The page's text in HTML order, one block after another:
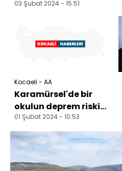
belediye başkan
03 Şubat 2024 - 15:51
Kocaeli - AA
Karamürsel'de bir
okulun deprem riski
taşıyan 2 blokunun
yıkımına başlandı
01 Şubat 2024 - 10:53